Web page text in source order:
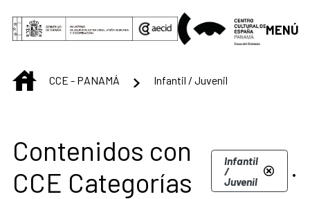
Saltar al contenido principal
MENÚ
INICIOCCE - PANAMÁ Infantil / Juvenil
Centro Cultural de
Contenidos con
CCE Categorías
Infantil
/
Juvenil .